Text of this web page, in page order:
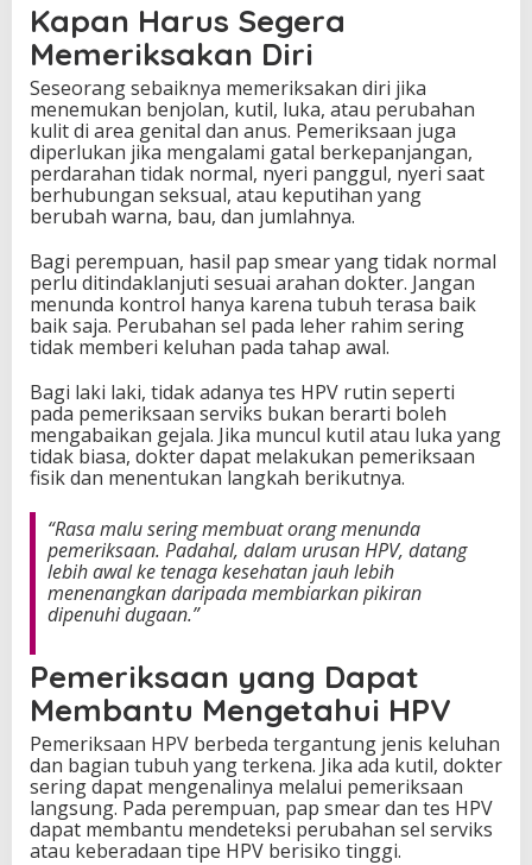
Kapan Harus Segera
Memeriksakan Diri
Seseorang sebaiknya memeriksakan diri jika
menemukan benjolan, kutil, luka, atau perubahan
kulit di area genital dan anus. Pemeriksaan juga
diperlukan jika mengalami gatal berkepanjangan,
perdarahan tidak normal, nyeri panggul, nyeri saat
berhubungan seksual, atau keputihan yang
berubah warna, bau, dan jumlahnya.
Bagi perempuan, hasil pap smear yang tidak normal
perlu ditindaklanjuti sesuai arahan dokter. Jangan
menunda kontrol hanya karena tubuh terasa baik
baik saja. Perubahan sel pada leher rahim sering
tidak memberi keluhan pada tahap awal.
Bagi laki laki, tidak adanya tes HPV rutin seperti
pada pemeriksaan serviks bukan berarti boleh
mengabaikan gejala. Jika muncul kutil atau luka yang
tidak biasa, dokter dapat melakukan pemeriksaan
fisik dan menentukan langkah berikutnya.
“Rasa malu sering membuat orang menunda
pemeriksaan. Padahal, dalam urusan HPV, datang
lebih awal ke tenaga kesehatan jauh lebih
menenangkan daripada membiarkan pikiran
dipenuhi dugaan.”
Pemeriksaan yang Dapat
Membantu Mengetahui HPV
Pemeriksaan HPV berbeda tergantung jenis keluhan
dan bagian tubuh yang terkena. Jika ada kutil, dokter
sering dapat mengenalinya melalui pemeriksaan
langsung. Pada perempuan, pap smear dan tes HPV
dapat membantu mendeteksi perubahan sel serviks
atau keberadaan tipe HPV berisiko tinggi.